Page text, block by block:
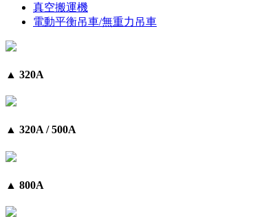
真空搬運機
電動平衡吊車/無重力吊車
▲ 320A
▲ 320A / 500A
▲ 800A